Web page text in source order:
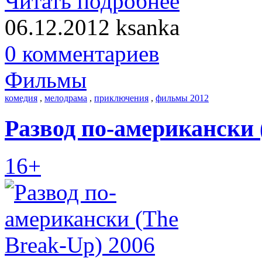
06.12.2012 ksanka
0 комментариев
Фильмы
комедия , мелодрама , приключения , фильмы 2012
Развод по-
16+